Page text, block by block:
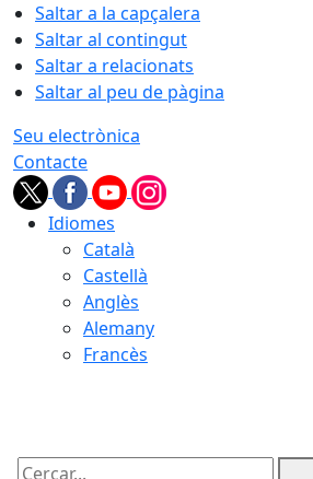
Saltar a la capçalera
Saltar al contingut
Saltar a relacionats
Saltar al peu de pàgina
Seu electrònica
Contacte
Idiomes
Català
Castellà
Anglès
Alemany
Francès